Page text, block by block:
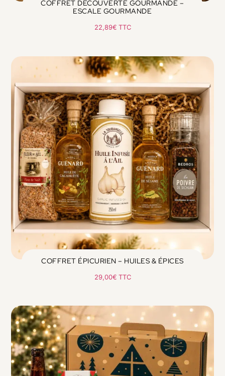
COFFRET DÉCOUVERTE GOURMANDE –
ESCALE GOURMANDE
22,89€ TTC
COFFRET ÉPICURIEN – HUILES & ÉPICES
29,00€ TTC